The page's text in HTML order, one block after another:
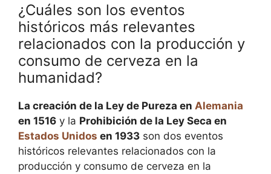
¿Cuáles son los eventos
históricos más relevantes
relacionados con la producción y
consumo de cerveza en la
humanidad?
La creación de la Ley de Pureza en Alemania
en 1516 y la Prohibición de la Ley Seca en
Estados Unidos en 1933 son dos eventos
históricos relevantes relacionados con la
producción y consumo de cerveza en la